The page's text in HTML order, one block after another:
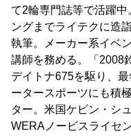
て2輪専門誌等で活躍
ングまでライテクに造
執筆。メーカー系イベ
講師を務める。「2008
デイトナ675を駆り、
ータースポーツにも積
ター。米国ケビン・シ
WERAノービスライセ